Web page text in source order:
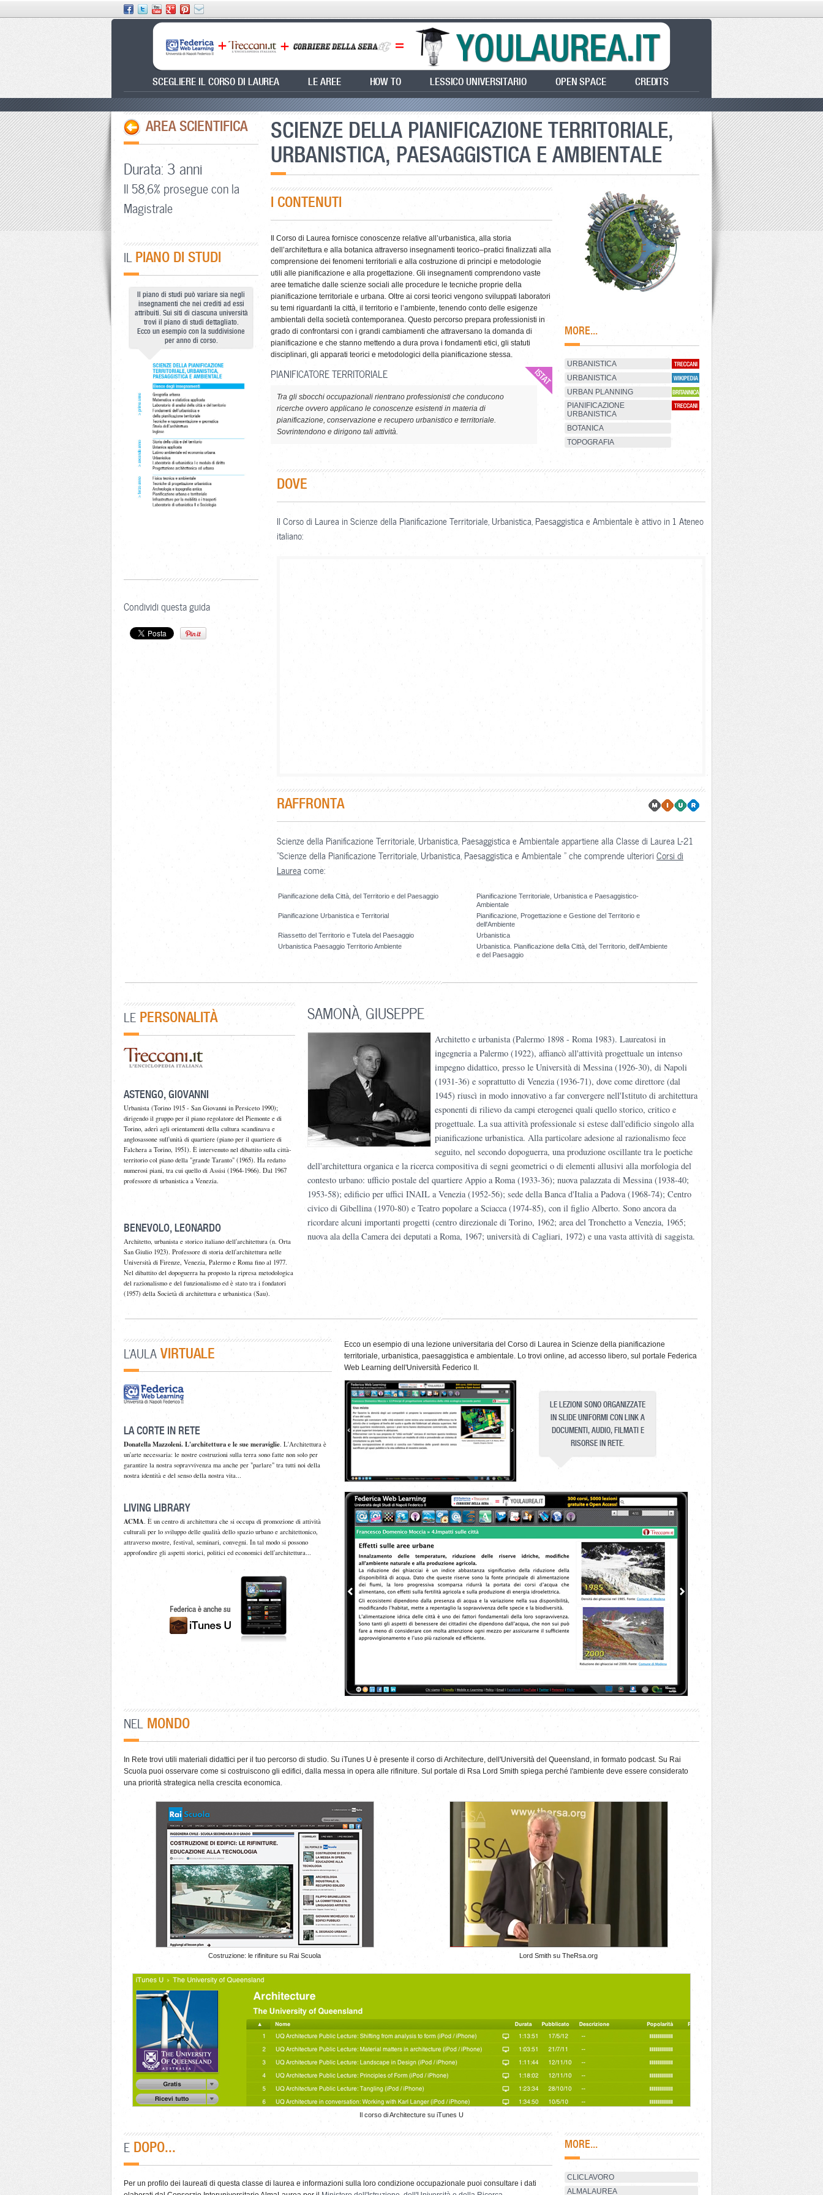
SCEGLIERE IL CORSO DI LAUREA LE AREE HOW TO LESSICO UNIVERSITARIO OPEN SPACE CREDITS
AREA SCIENTIFICA
Durata: 3 anni
Il 58,6% prosegue con la
Magistrale
IL PIANO DI STUDI
Il piano di studi può variare sia negli
insegnamenti che nei crediti ad essi
attribuiti. Sui siti di ciascuna università
trovi il piano di studi dettagliato.
Ecco un esempio con la suddivisione
per anno di corso.
Condividi questa guida
SCIENZE DELLA PIANIFICAZIONE TERRITORIALE,
URBANISTICA, PAESAGGISTICA E AMBIENTALE
I CONTENUTI
Il Corso di Laurea fornisce conoscenze relative all’urbanistica, alla storia
dell’architettura e alla botanica attraverso insegnamenti teorico–pratici finalizzati alla
comprensione dei fenomeni territoriali e alla costruzione di principi e metodologie
utili alle pianificazione e alla progettazione. Gli insegnamenti comprendono vaste
aree tematiche dalle scienze sociali alle procedure le tecniche proprie della
pianificazione territoriale e urbana. Oltre ai corsi teorici vengono sviluppati laboratori
su temi riguardanti la città, il territorio e l’ambiente, tenendo conto delle esigenze
ambientali della società contemporanea. Questo percorso prepara professionisti in
grado di confrontarsi con i grandi cambiamenti che attraversano la domanda di
pianificazione e che stanno mettendo a dura prova i fondamenti etici, gli statuti
disciplinari, gli apparati teorici e metodologici della pianificazione stessa.
PIANIFICATORE TERRITORIALE
Tra gli sbocchi occupazionali rientrano professionisti che conducono
ricerche ovvero applicano le conoscenze esistenti in materia di
pianificazione, conservazione e recupero urbanistico e territoriale.
Sovrintendono e dirigono tali attività.
MORE...
URBANISTICA
URBANISTICA
URBAN PLANNING
PIANIFICAZIONE
URBANISTICA
BOTANICA
TOPOGRAFIA
DOVE
Il Corso di Laurea in Scienze della Pianificazione Territoriale, Urbanistica, Paesaggistica e Ambientale è attivo in 1 Ateneo
italiano:
RAFFRONTA
Scienze della Pianificazione Territoriale, Urbanistica, Paesaggistica e Ambientale appartiene alla Classe di Laurea L-21
"Scienze della Pianificazione Territoriale, Urbanistica, Paesaggistica e Ambientale " che comprende ulteriori Corsi di
Laurea come:
Pianificazione della Città, del Territorio e del Paesaggio
Pianificazione Territoriale, Urbanistica e Paesaggistico-
Ambientale
Pianificazione Urbanistica e Territorial
Pianificazione, Progettazione e Gestione del Territorio e
dell'Ambiente
Riassetto del Territorio e Tutela del Paesaggio
Urbanistica
Urbanistica Paesaggio Territorio Ambiente
Urbanistica. Pianificazione della Città, del Territorio, dell'Ambiente
e del Paesaggio
LE PERSONALITÀ
ASTENGO, GIOVANNI
Urbanista (Torino 1915 - San Giovanni in Persiceto 1990);
dirigendo il gruppo per il piano regolatore del Piemonte e di
Torino, aderì agli orientamenti della cultura scandinava e
anglosassone sull'unità di quartiere (piano per il quartiere di
Falchera a Torino, 1951). È intervenuto nel dibattito sulla città-
territorio col piano della "grande Taranto" (1965). Ha redatto
numerosi piani, tra cui quello di Assisi (1964-1966). Dal 1967
professore di urbanistica a Venezia.
BENEVOLO, LEONARDO
Architetto, urbanista e storico italiano dell'architettura (n. Orta
San Giulio 1923). Professore di storia dell'architettura nelle
Università di Firenze, Venezia, Palermo e Roma fino al 1977.
Nel dibattito del dopoguerra ha proposto la ripresa metodologica
del razionalismo e del funzionalismo ed è stato tra i fondatori
(1957) della Società di architettura e urbanistica (Sau).
SAMONÀ, GIUSEPPE
Architetto e urbanista (Palermo 1898 - Roma 1983). Laureatosi in
ingegneria a Palermo (1922), affiancò all'attività progettuale un intenso
impegno didattico, presso le Università di Messina (1926-30), di Napoli
(1931-36) e soprattutto di Venezia (1936-71), dove come direttore (dal
1945) riuscì in modo innovativo a far convergere nell'Istituto di architettura
esponenti di rilievo da campi eterogenei quali quello storico, critico e
progettuale. La sua attività professionale si estese dall'edificio singolo alla
pianificazione urbanistica. Alla particolare adesione al razionalismo fece
seguito, nel secondo dopoguerra, una produzione oscillante tra le poetiche
dell'architettura organica e la ricerca compositiva di segni geometrici o di elementi allusivi alla morfologia del
contesto urbano: ufficio postale del quartiere Appio a Roma (1933-36); nuova palazzata di Messina (1938-40;
1953-58); edificio per uffici INAIL a Venezia (1952-56); sede della Banca d'Italia a Padova (1968-74); Centro
civico di Gibellina (1970-80) e Teatro popolare a Sciacca (1974-85), con il figlio Alberto. Sono ancora da
ricordare alcuni importanti progetti (centro direzionale di Torino, 1962; area del Tronchetto a Venezia, 1965;
nuova ala della Camera dei deputati a Roma, 1967; università di Cagliari, 1972) e una vasta attività di saggista.
L'AULA VIRTUALE
LA CORTE IN RETE
Donatella Mazzoleni. L'architettura e le sue meraviglie . L'Architettura è
un'arte necessaria: le nostre costruzioni sulla terra sono fatte non solo per
garantire la nostra sopravvivenza ma anche per "parlare" tra tutti noi della
nostra identità e del senso della nostra vita...
LIVING LIBRARY
ACMA . È un centro di architettura che si occupa di promozione di attività
culturali per lo sviluppo delle qualità dello spazio urbano e architettonico,
attraverso mostre, festival, seminari, convegni. In tal modo si possono
approfondire gli aspetti storici, politici ed economici dell'architettura...
Ecco un esempio di una lezione universitaria del Corso di Laurea in Scienze della pianificazione
territoriale, urbanistica, paesaggistica e ambientale. Lo trovi online , ad accesso libero, sul portale Federica
Web Learning dell'Università Federico II.
LE LEZIONI SONO ORGANIZZATE
IN SLIDE UNIFORMI CON LINK A
DOCUMENTI, AUDIO, FILMATI E
RISORSE IN RETE.
NEL MONDO
In Rete trovi utili materiali didattici per il tuo percorso di studio. Su iTunes U è presente il corso di Architecture, dell'Università del Queensland, in formato podcast. Su Rai
Scuola puoi osservare come si costruiscono gli edifici, dalla messa in opera alle rifiniture. Sul portale di Rsa Lord Smith spiega perché l'ambiente deve essere considerato
una priorità strategica nella crescita economica.
Costruzione: le rifiniture su Rai Scuola Lord Smith su TheRsa.org
Il corso di Architecture su iTunes U
E DOPO...
Per un profilo dei laureati di questa classe di laurea e informazioni sulla loro condizione occupazionale puoi consultare i dati
MORE...
CLICLAVORO
ALMALAUREA